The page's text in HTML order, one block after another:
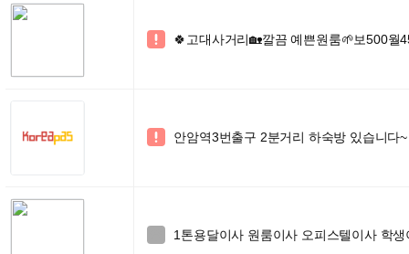
 🍀고대사거리🏡깔끔 예쁜원룸🌱보500월
 안암역3번출구 2분거리 하숙방 있습니다~
1톤용달이사 원룸이사 오피스텔이사 학